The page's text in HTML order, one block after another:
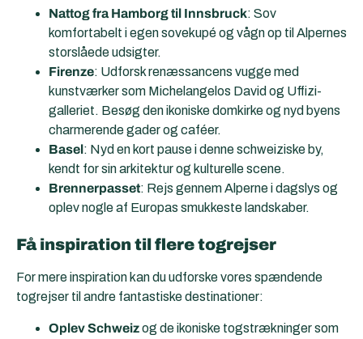
Nattog fra Hamborg til Innsbruck: Sov
komfortabelt i egen sovekupé og vågn op til Alpernes
storslåede udsigter.
Firenze: Udforsk renæssancens vugge med
kunstværker som Michelangelos David og Uffizi-
galleriet. Besøg den ikoniske domkirke og nyd byens
charmerende gader og caféer.
Basel: Nyd en kort pause i denne schweiziske by,
kendt for sin arkitektur og kulturelle scene.
Brennerpasset: Rejs gennem Alperne i dagslys og
oplev nogle af Europas smukkeste landskaber.
Få inspiration til flere togrejser
For mere inspiration kan du udforske vores spændende
togrejser til andre fantastiske destinationer:
Oplev Schweizog de ikoniske togstrækninger som